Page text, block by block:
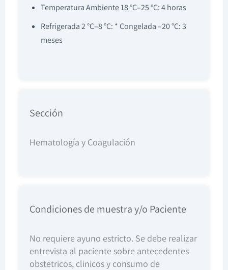
Temperatura Ambiente 18 °C–25 °C: 4 horas
Refrigerada 2 °C–8 °C: * Congelada –20 °C: 3
meses
Sección
Hematología y Coagulación
Condiciones de muestra y/o Paciente
No requiere ayuno estricto. Se debe realizar
entrevista al paciente sobre antecedentes
obstetricos, clinicos y consumo de